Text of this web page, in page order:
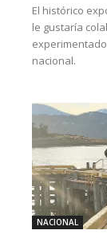
El histórico
le gustaría
nacional.
NACIONAL